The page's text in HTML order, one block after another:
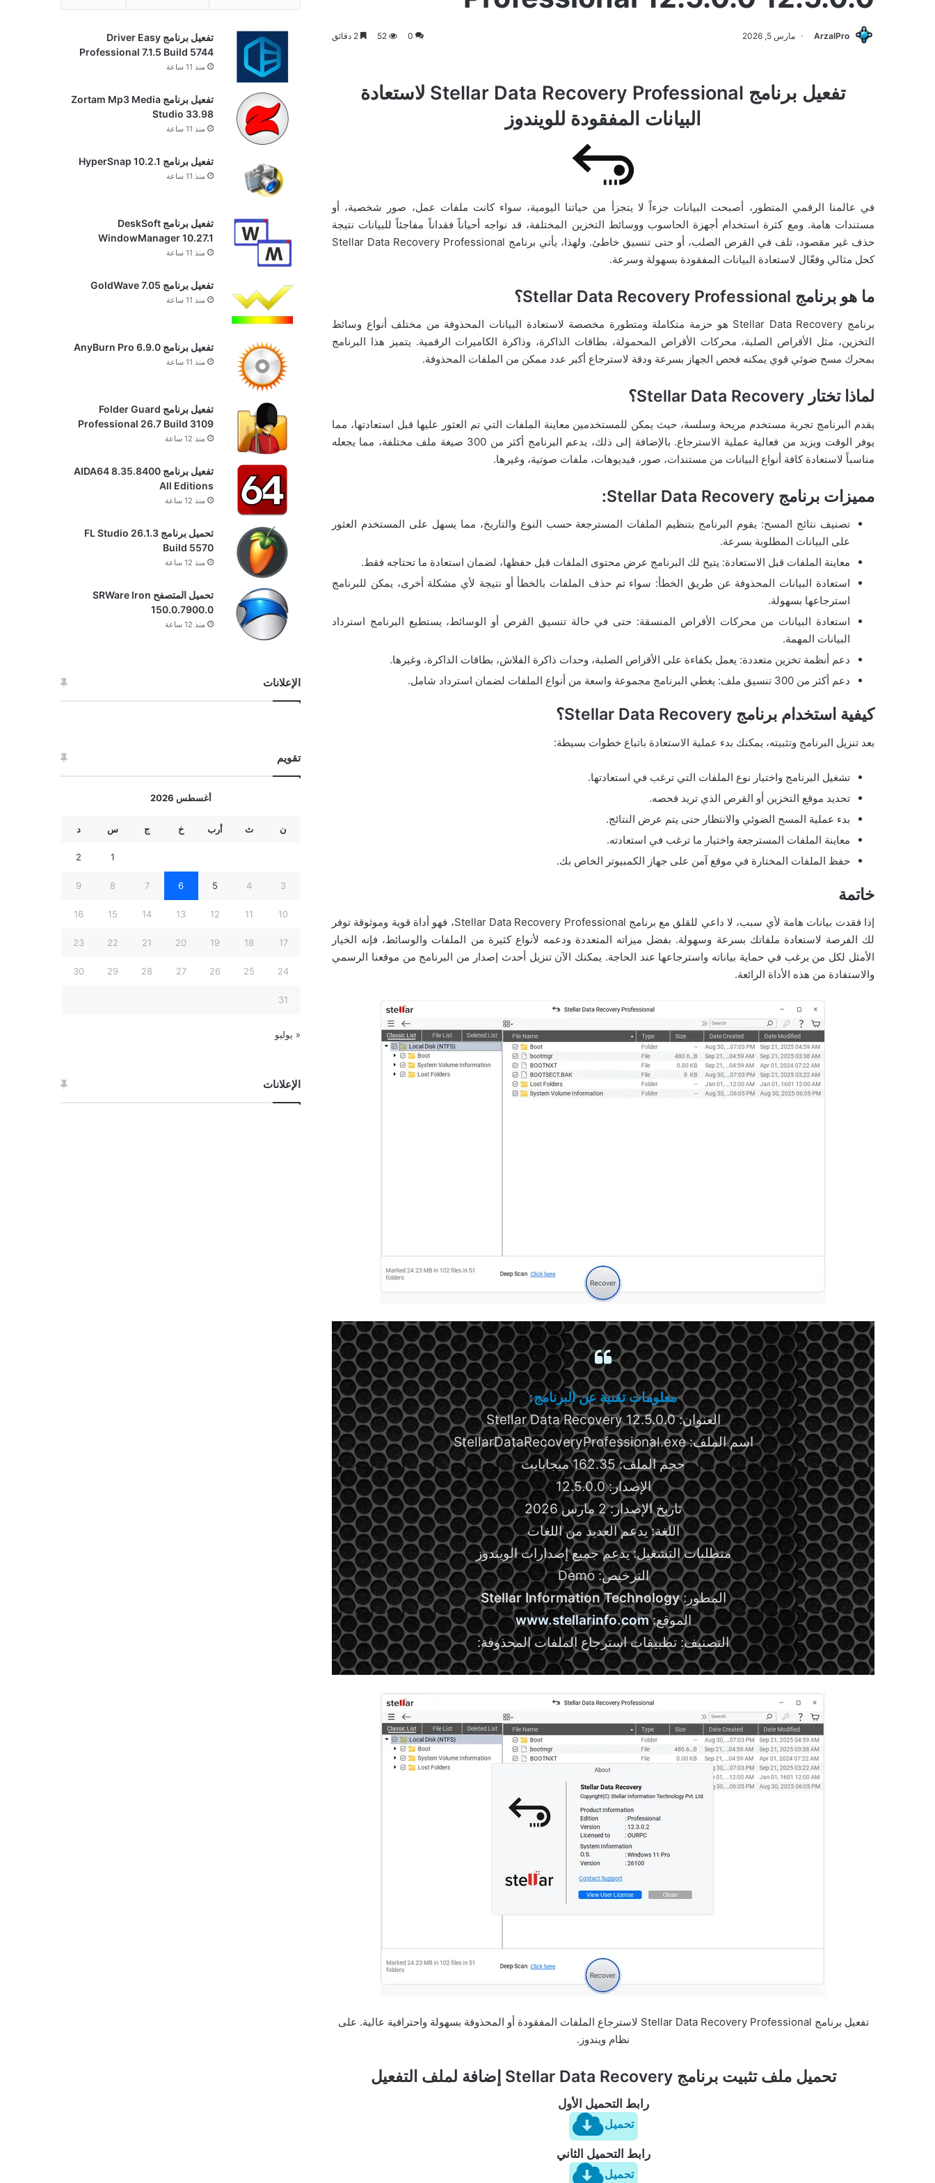
ArzalPro مارس 5, 2026 0
52
تفعيل برنامج Stellar Data Recovery Professional لاستعادة
البيانات المفقودة للويندوز
في عالمنا الرقمي المتطور، أصبحت البيانات جزءاً لا يتجزأ من حياتنا اليومية، سواء كانت ملفات عمل، صور شخصية، أو
مستندات هامة. ومع كثرة استخدام أجهزة الحاسوب ووسائط التخزين المختلفة، قد نواجه أحياناً فقداناً مفاجئاً للبيانات نتيجة
حذف غير مقصود، تلف في القرص الصلب، أو حتى تنسيق خاطئ. ولهذا، يأتي برنامج Stellar Data Recovery Professional
كحل مثالي وفعّال لاستعادة البيانات المفقودة بسهولة وسرعة.
ما هو برنامج Stellar Data Recovery Professional؟
برنامج Stellar Data Recovery هو حزمة متكاملة ومتطورة مخصصة لاستعادة البيانات المحذوفة من مختلف أنواع وسائط
التخزين، مثل الأقراص الصلبة، محركات الأقراص المحمولة، بطاقات الذاكرة، وذاكرة الكاميرات الرقمية. يتميز هذا البرنامج
بمحرك مسح ضوئي قوي يمكنه فحص الجهاز بسرعة ودقة لاسترجاع أكبر عدد ممكن من الملفات المحذوفة.
لماذا تختار Stellar Data Recovery؟
يقدم البرنامج تجربة مستخدم مريحة وسلسة، حيث يمكن للمستخدمين معاينة الملفات التي تم العثور عليها قبل استعادتها، مما
يوفر الوقت ويزيد من فعالية عملية الاسترجاع. بالإضافة إلى ذلك، يدعم البرنامج أكثر من 300 صيغة ملف مختلفة، مما يجعله
مناسباً لاستعادة كافة أنواع البيانات من مستندات، صور، فيديوهات، ملفات صوتية، وغيرها.
مميزات برنامج Stellar Data Recovery:
تصنيف نتائج المسح: يقوم البرنامج بتنظيم الملفات المسترجعة حسب النوع والتاريخ، مما يسهل على المستخدم العثور
على البيانات المطلوبة بسرعة.
معاينة الملفات قبل الاستعادة: يتيح لك البرنامج عرض محتوى الملفات قبل حفظها، لضمان استعادة ما تحتاجه فقط.
استعادة البيانات المحذوفة عن طريق الخطأ: سواء تم حذف الملفات بالخطأ أو نتيجة لأي مشكلة أخرى، يمكن للبرنامج
استرجاعها بسهولة.
استعادة البيانات من محركات الأقراص المنسقة: حتى في حالة تنسيق القرص أو الوسائط، يستطيع البرنامج استرداد
البيانات المهمة.
دعم أنظمة تخزين متعددة: يعمل بكفاءة على الأقراص الصلبة، وحدات ذاكرة الفلاش، بطاقات الذاكرة، وغيرها.
دعم أكثر من 300 تنسيق ملف: يغطي البرنامج مجموعة واسعة من أنواع الملفات لضمان استرداد شامل.
كيفية استخدام برنامج Stellar Data Recovery؟
بعد تنزيل البرنامج وتثبيته، يمكنك بدء عملية الاستعادة باتباع خطوات بسيطة:
تشغيل البرنامج واختيار نوع الملفات التي ترغب في استعادتها.
تحديد موقع التخزين أو القرص الذي تريد فحصه.
بدء عملية المسح الضوئي والانتظار حتى يتم عرض النتائج.
معاينة الملفات المسترجعة واختيار ما ترغب في استعادته.
حفظ الملفات المختارة في موقع آمن على جهاز الكمبيوتر الخاص بك.
خاتمة
إذا فقدت بيانات هامة لأي سبب، لا داعي للقلق مع برنامج Stellar Data Recovery Professional، فهو أداة قوية وموثوقة توفر
لك الفرصة لاستعادة ملفاتك بسرعة وسهولة. بفضل ميزاته المتعددة ودعمه لأنواع كثيرة من الملفات والوسائط، فإنه الخيار
الأمثل لكل من يرغب في حماية بياناته واسترجاعها عند الحاجة. يمكنك الآن تنزيل أحدث إصدار من البرنامج من موقعنا الرسمي
والاستفادة من هذه الأداة الرائعة.
معلومات تقنية عن البرنامج:
العنوان: Stellar Data Recovery 12.5.0.0
اسم الملف: StellarDataRecoveryProfessional.exe
حجم الملف: 162.35 ميجابايت
الإصدار: 12.5.0.0
تاريخ الإصدار: 2 مارس 2026
اللغة: يدعم العديد من اللغات
متطلبات التشغيل: يدعم جميع إصدارات الويندوز
الترخيص: Demo
المطور:Stellar Information Technology
الموقع:www.stellarinfo.com
التصنيف: تطبيقات استرجاع الملفات المحذوفة:
تفعيل برنامج Stellar Data Recovery Professional لاسترجاع الملفات المفقودة أو المحذوفة بسهولة واحترافية عالية. على
نظام ويندوز.
تحميل ملف تثبيت برنامج Stellar Data Recovery إضافة لملف التفعيل
رابط التحميل الأول
تحميل
رابط التحميل الثاني
تحميل
تفعيل برنامج Driver Easy
Professional 7.1.5 Build 5744
منذ 11 ساعة
تفعيل برنامج Zortam Mp3 Media
Studio 33.98
منذ 11 ساعة
تفعيل برنامج HyperSnap 10.2.1
منذ 11 ساعة
تفعيل برنامج DeskSoft
WindowManager 10.27.1
منذ 11 ساعة
تفعيل برنامج GoldWave 7.05
منذ 11 ساعة
تفعيل برنامج AnyBurn Pro 6.9.0
منذ 11 ساعة
تفعيل برنامج Folder Guard
Professional 26.7 Build 3109
منذ 12 ساعة
تفعيل برنامج AIDA64 8.35.8400
All Editions
منذ 12 ساعة
تحميل برنامج FL Studio 26.1.3
Build 5570
منذ 12 ساعة
تحميل المتصفح SRWare Iron
150.0.7900.0
منذ 12 ساعة
الإعلانات
تقويم
أغسطس 2026
ن ث أرب خ ج س د
1
2
3
4
5
6
7
8
9
10
11
12
13
14
15
16
17
18
19
20
21
22
23
24
25
26
27
28
29
30
31
« يوليو
الإعلانات